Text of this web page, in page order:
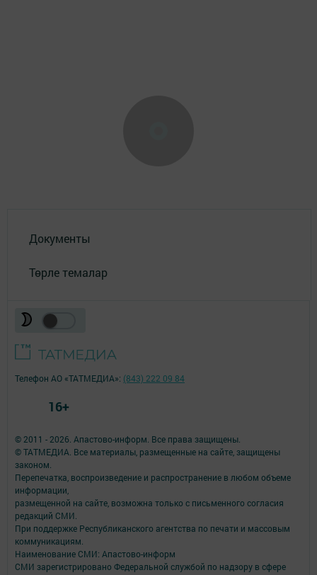
Документы
Төрле темалар
© 2011 - 2026. Апастово-информ. Все права защищены.
© ТАТМЕДИА. Все материалы, размещенные на сайте, защищены
законом.
Перепечатка, воспроизведение и распространение в любом объеме
информации,
размещенной на сайте, возможна только с письменного согласия
редакций СМИ.
При поддержке Республиканского агентства по печати и массовым
коммуникациям.
Наименование СМИ: Апастово-информ
СМИ зарегистрировано Федеральной службой по надзору в сфере
Телефон АО «ТАТМЕДИА»: (843) 222 09 84
16+